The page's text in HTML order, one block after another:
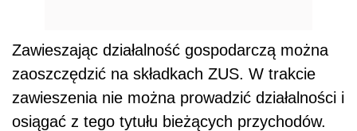
Zawieszając działalność gospodarczą można
zaoszczędzić na składkach ZUS. W trakcie
zawieszenia nie można prowadzić działalności i
osiągać z tego tytułu bieżących przychodów.